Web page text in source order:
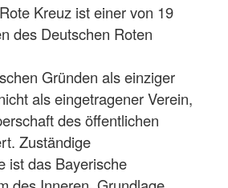
Kreuz ist einer von 19
des Deutschen Roten
Gründen als einziger
als eingetragener Verein,
des öffentlichen
Zuständige
ist das Bayerische